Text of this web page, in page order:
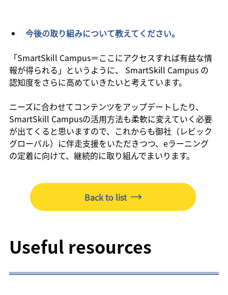
今後の取り組みについて教えてください。
「SmartSkill Campus＝ここにアクセスすれば有益な情
報が得られる」というように、 SmartSkill Campus の
認知度をさらに高めていきたいと考えています。
ニーズに合わせてコンテンツをアップデートしたり、
SmartSkill Campusの活用方法も柔軟に変えていく必要
が出てくると思いますので、これからも御社（レビック
グローバル）に伴走支援をいただきつつ、eラーニング
の定着に向けて、継続的に取り組んでまいります。
Back to list
Useful resources